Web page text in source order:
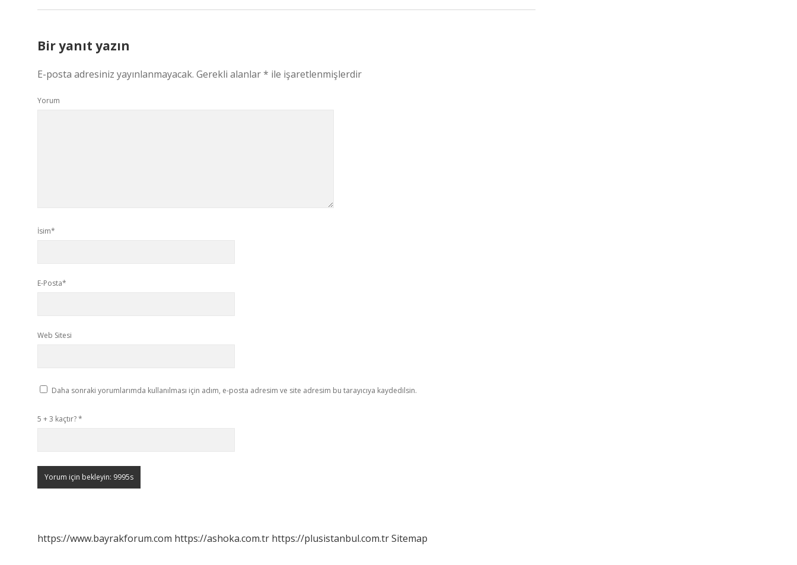
Bir yanıt yazın
E-posta adresiniz yayınlanmayacak. Gerekli alanlar* ile işaretlenmişlerdir
Yorum
İsim*
E-Posta*
Web Sitesi
Daha sonraki yorumlarımda kullanılması için adım, e-posta adresim ve site adresim bu tarayıcıya kaydedilsin.
5 + 3 kaçtır?*
https://www.bayrakforum.com https://ashoka.com.tr https://plusistanbul.com.trSitemap